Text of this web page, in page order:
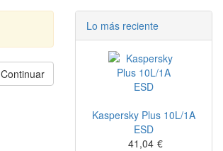
Continuar
Lo más reciente
Kaspersky Plus 10L/1A
ESD
41,04 €